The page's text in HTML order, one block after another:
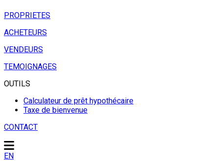
PROPRIETES
ACHETEURS
VENDEURS
TEMOIGNAGES
OUTILS
Calculateur de prêt hypothécaire
Taxe de bienvenue
CONTACT
EN